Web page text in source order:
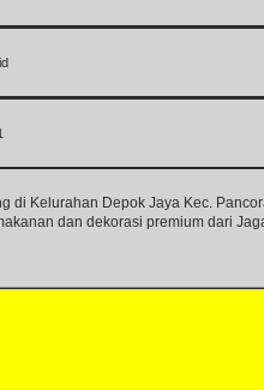
di Kelurahan Depok Jaya Kec.
dan dekorasi premium dari